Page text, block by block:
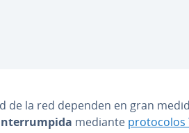
de la red dependen en gran
mediante pro­to­co­los